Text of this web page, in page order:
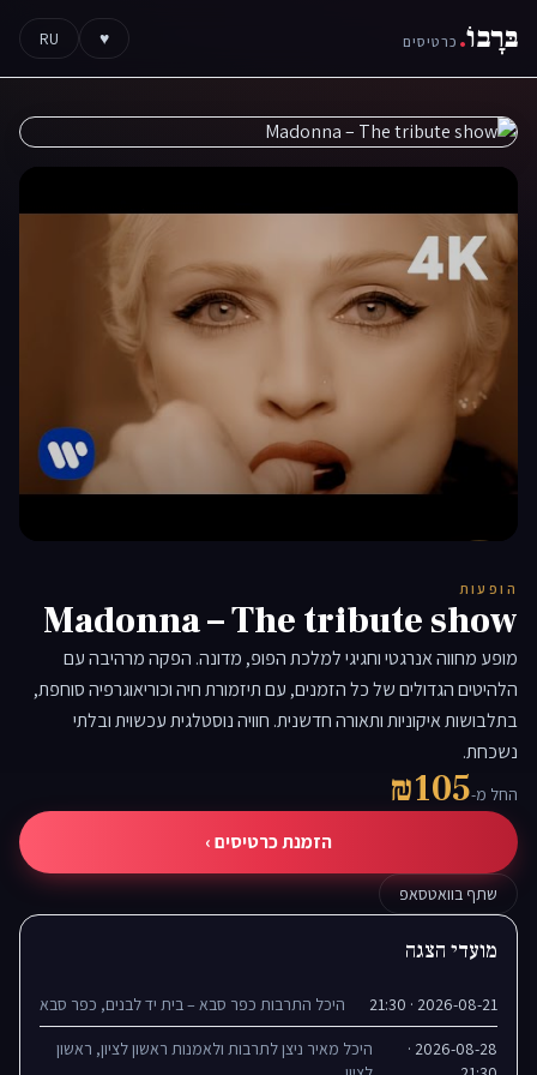
בּרָבוֹ. כרטיסים ♥
RU
▶
הופעות
Madonna – The tribute show
מופע מחווה אנרגטי וחגיגי למלכת הפופ, מדונה. הפקה מרהיבה עם
הלהיטים הגדולים של כל הזמנים, עם תיזמורת חיה וכוריאוגרפיה סוחפת,
בתלבושות איקוניות ותאורה חדשנית. חוויה נוסטלגית עכשוית ובלתי
נשכחת.
החל מ-₪105
הזמנת כרטיסים ›
שתף בוואטסאפ
מועדי הצגה
2026-08-21 · 21:30 היכל התרבות כפר סבא – בית יד לבנים, כפר סבא
2026-08-28 ·
היכל מאיר ניצן לתרבות ולאמנות ראשון לציון, ראשון